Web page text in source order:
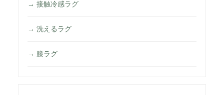
→ 接触冷感ラグ
→ 洗えるラグ
→ 籐ラグ